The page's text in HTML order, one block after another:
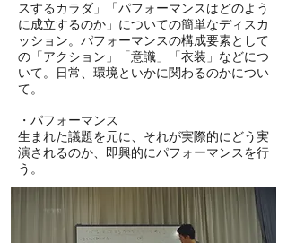
スするカラダ」「パフォーマンスはどのよう
に成立するのか」についての簡単なディスカ
ッション。パフォーマンスの構成要素として
の「アクション」「意識」「衣装」などにつ
いて。日常、環境といかに関わるのかについ
て。
・パフォーマンス
生まれた議題を元に、それが実際的にどう実
演されるのか、即興的にパフォーマンスを行
う。